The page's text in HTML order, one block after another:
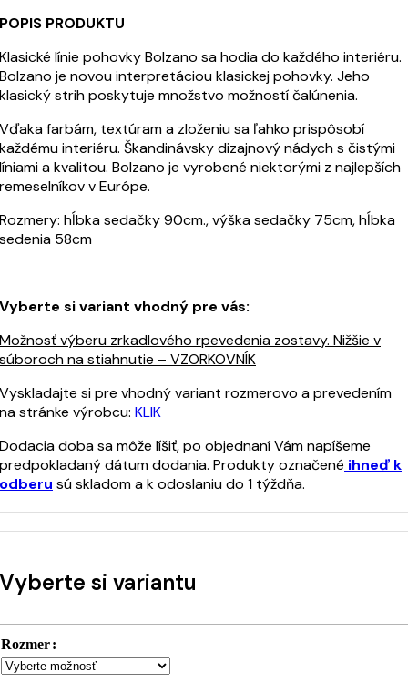
POPIS PRODUKTU
Klasické línie pohovky Bolzano sa hodia do každého interiéru.
Bolzano je novou interpretáciou klasickej pohovky. Jeho
klasický strih poskytuje množstvo možností čalúnenia.
Vďaka farbám, textúram a zloženiu sa ľahko prispôsobí
každému interiéru. Škandinávsky dizajnový nádych s čistými
líniami a kvalitou. Bolzano je vyrobené niektorými z najlepších
remeselníkov v Európe.
Rozmery: hĺbka sedačky 90cm., výška sedačky 75cm, hĺbka
sedenia 58cm
Vyberte si variant vhodný pre vás:
Možnosť výberu zrkadlového rpevedenia zostavy. Nižšie v
súboroch na stiahnutie – VZORKOVNÍK
Vyskladajte si pre vhodný variant rozmerovo a prevedením
na stránke výrobcu: KLIK
Dodacia doba sa môže líšiť, po objednaní Vám napíšeme
predpokladaný dátum dodania. Produkty označené ihneď k
odberu sú skladom a k odoslaniu do 1 týždňa.
Vyberte si variantu
Rozmer